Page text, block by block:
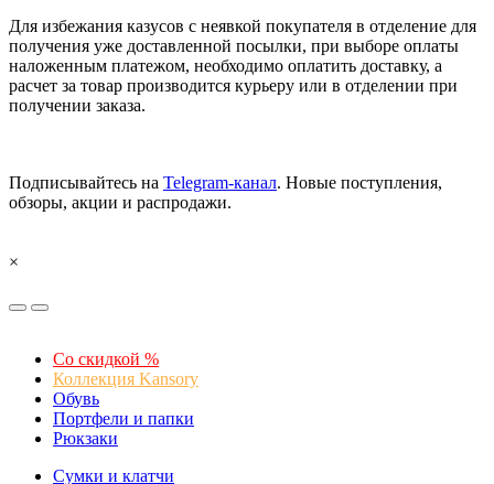
Для избежания казусов с неявкой покупателя в отделение для
получения уже доставленной посылки, при выборе оплаты
наложенным платежом, необходимо оплатить доставку, а
расчет за товар производится курьеру или в отделении при
получении заказа.
Подписывайтесь на Telegram-канал. Новые поступления,
обзоры, акции и распродажи.
×
Со скидкой %
Коллекция Kansory
Обувь
Портфели и папки
Рюкзаки
Сумки и клатчи